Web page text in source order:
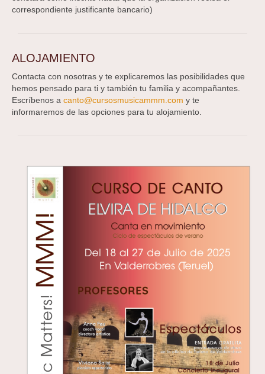
correspondiente justificante bancario)
ALOJAMIENTO
Contacta con nosotras y te explicaremos las posibilidades que
hemos pensado para ti y también tu familia y acompañantes.
Escríbenos a canto@cursosmusicammm.com y te
informaremos de las opciones para tu alojamiento.